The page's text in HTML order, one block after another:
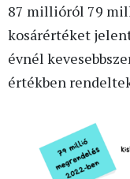
87 millióról 79
kosárértéket
évnél
értékben